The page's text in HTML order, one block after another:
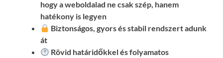
hogy a weboldalad ne csak szép, hanem
hatékony is legyen
Biztonságos, gyors és stabil rendszert adunk
át
Rövid határidőkkel és folyamatos